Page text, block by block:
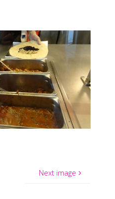
Next image